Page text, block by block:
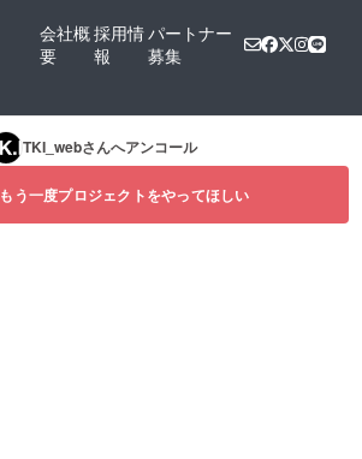
会社概
要
採用情
報
パートナー
募集
TKI_webさんへアンコール
もう一度プロジェクトをやってほしい